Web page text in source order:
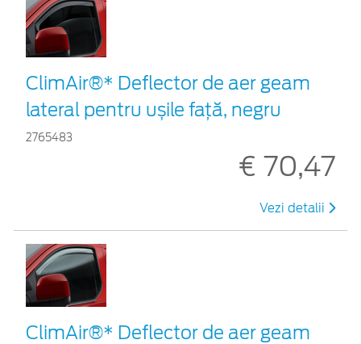
ClimAir®* Deflector de aer geam
lateral pentru ușile față, negru
2765483
€ 70,47
Vezi detalii
ClimAir®* Deflector de aer geam